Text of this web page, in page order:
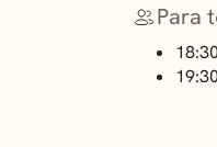
Para
18:30
19:30